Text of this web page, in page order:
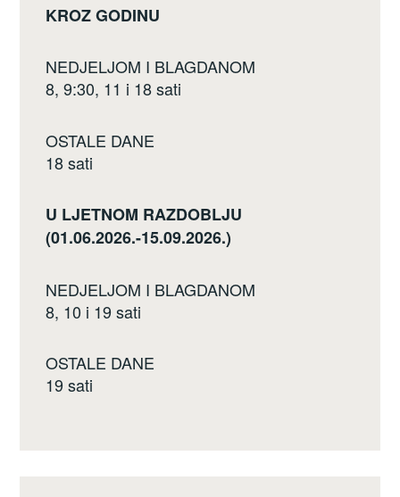
KROZ GODINU
NEDJELJOM I BLAGDANOM
8, 9:30, 11 i 18 sati
OSTALE DANE
18 sati
U LJETNOM RAZDOBLJU
(01.06.2026.-15.09.2026.)
NEDJELJOM I BLAGDANOM
8, 10 i 19 sati
OSTALE DANE
19 sati